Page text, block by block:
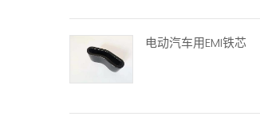
电动汽车用EMI铁芯